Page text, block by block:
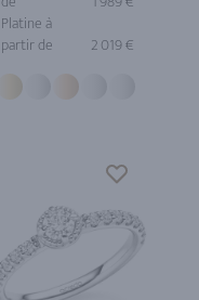
Platine à
partir de
2 019 €